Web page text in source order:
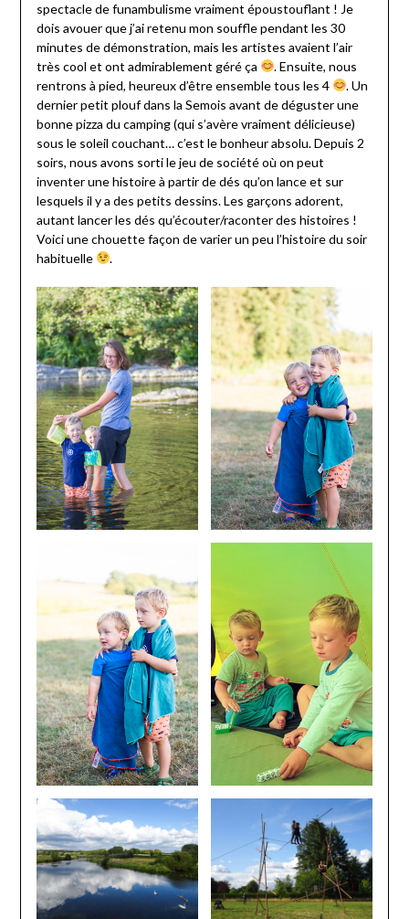
spectacle de funambulisme vraiment époustouflant ! Je
dois avouer que j’ai retenu mon souffle pendant les 30
minutes de démonstration, mais les artistes avaient l’air
très cool et ont admirablement géré ça
. Ensuite, nous
rentrons à pied, heureux d’être ensemble tous les 4
. Un
dernier petit plouf dans la Semois avant de déguster une
bonne pizza du camping (qui s’avère vraiment délicieuse)
sous le soleil couchant… c’est le bonheur absolu. Depuis 2
soirs, nous avons sorti le jeu de société où on peut
inventer une histoire à partir de dés qu’on lance et sur
lesquels il y a des petits dessins. Les garçons adorent,
autant lancer les dés qu’écouter/raconter des histoires !
Voici une chouette façon de varier un peu l’histoire du soir
habituelle
.